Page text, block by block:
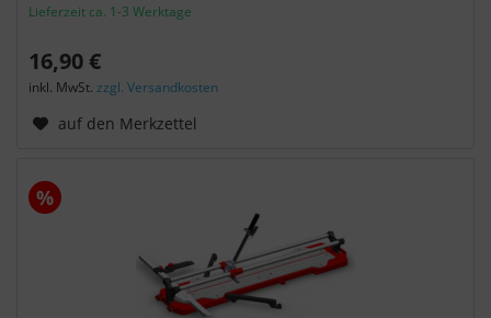
Lieferzeit ca. 1-3 Werktage
16,90 €
inkl. MwSt.zzgl. Versandkosten
auf den Merkzettel
%